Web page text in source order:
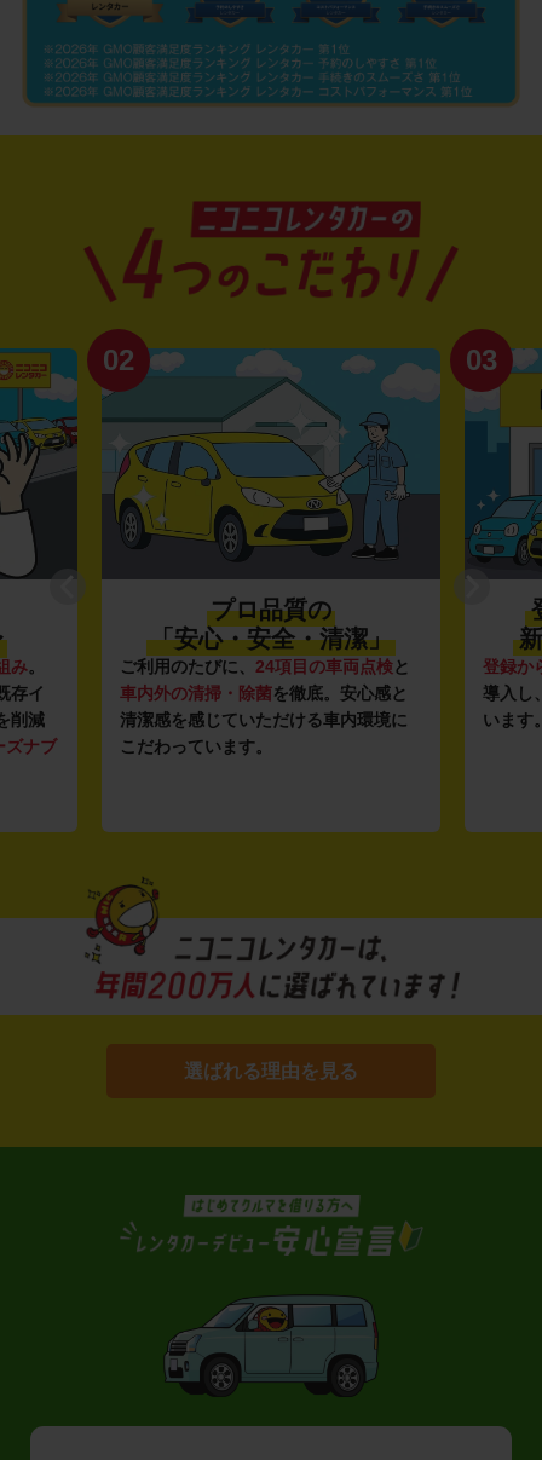
み。
存イ
削減
ズナブ
02
プロ品質の
「安心・安全・清潔」
ご利用のたびに、 24項目の車両点検と
車内外の清掃・除菌を徹底。安心感と
清潔感を感じていただける車内環境に
こだわっています。
03
登録か
導入し
います
選ばれる理由を見る